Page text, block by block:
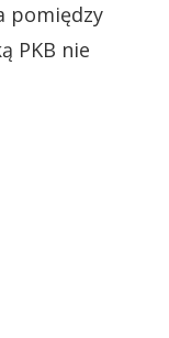
pomiędzy
PKB nie